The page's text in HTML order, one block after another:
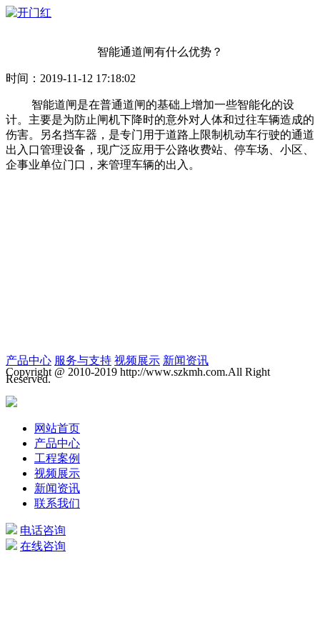
智能通道闸有什么优势？
时间：2019-11-12 17:18:02
智能道闸是在普通道闸的基础上增加一些智能化的设
计。主要是为防止闸机下降时的意外对人体和过往车辆造成的
伤害。另名挡车器，是专门用于道路上限制机动车行驶的通道
出入口管理设备，现广泛应用于公路收费站、停车场、小区、
企事业单位门口，来管理车辆的出入。
产品中心 服务与支持 视频展示 新闻资讯
Copyright @ 2010-2019 http://www.szkmh.com.All Right
Reserved.
网站首页
产品中心
工程案例
视频展示
新闻资讯
联系我们
电话咨询
在线咨询